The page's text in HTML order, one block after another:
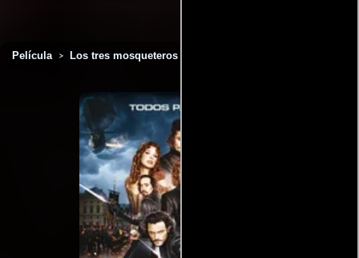
Película > Los tres mosqueteros (2011)